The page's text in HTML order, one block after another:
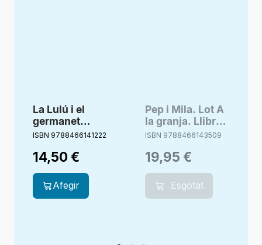
La Lulú i el
germanet
cridaner
ISBN 9788466141222
14,50 €
Afegir
Pep i Mila. Lot A
la granja. Llibre
+ nino Pep
ISBN 9788466143509
19,95 €
Esgotat